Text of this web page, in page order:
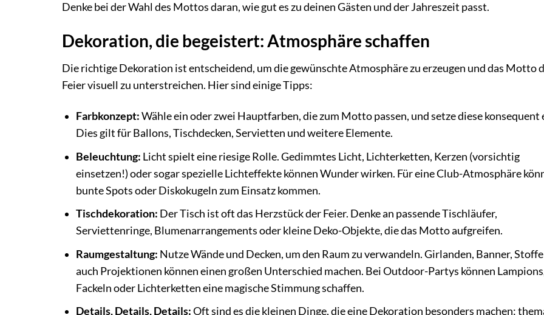
Denke bei der Wahl des Mottos daran, wie gut es zu deinen Gästen und der Jahreszeit passt.
Dekoration, die begeistert: Atmosphäre schaffen
Die richtige Dekoration ist entscheidend, um die gewünschte Atmosphäre zu erzeugen und das Motto
Feier visuell zu unterstreichen. Hier sind einige Tipps:
Farbkonzept:Wähle ein oder zwei Hauptfarben, die zum Motto passen, und setze diese konsequent
Dies gilt für Ballons, Tischdecken, Servietten und weitere Elemente.
Beleuchtung: Licht spielt eine riesige Rolle. Gedimmtes Licht, Lichterketten, Kerzen (vorsichtig
einsetzen!) oder sogar spezielle Lichteffekte können Wunder wirken. Für eine Club-Atmosphäre
bunte Spots oder Diskokugeln zum Einsatz kommen.
Tischdekoration: Der Tisch ist oft das Herzstück der Feier. Denke an passende Tischläufer,
Serviettenringe, Blumenarrangements oder kleine Deko-Objekte, die das Motto aufgreifen.
Raumgestaltung: Nutze Wände und Decken, um den Raum zu verwandeln. Girlanden, Banner,
auch Projektionen können einen großen Unterschied machen. Bei Outdoor-Partys können
Fackeln oder Lichterketten eine magische Stimmung schaffen.
Details, Details, Details:Oft sind es die kleinen Dinge, die eine Dekoration besonders machen: